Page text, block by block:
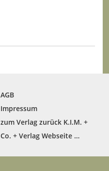
AGB
Impressum
zum Verlag zurück K.I.M. +
Co. + Verlag Webseite …